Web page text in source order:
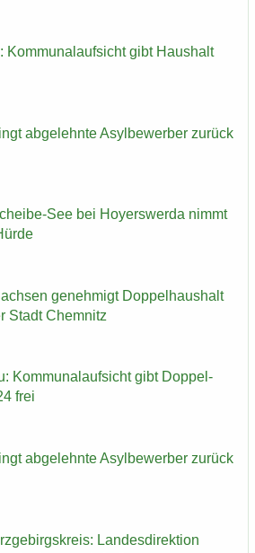
Kom­mu­nal­auf­sicht gibt Haus­halt
ab­ge­lehn­te Asyl­be­wer­ber zu­rück
​See bei Ho­yers­wer­da nimmt
ge­neh­migt Dop­pel­haus­halt
Stadt Chem­nitz
Kom­mu­nal­auf­sicht gibt Dop­pel­
frei
ab­ge­lehn­te Asyl­be­wer­ber zu­rück
Lan­des­di­rek­ti­on